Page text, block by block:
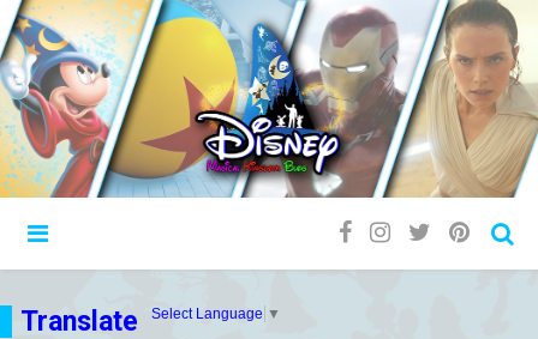
Translate Select Language ▼